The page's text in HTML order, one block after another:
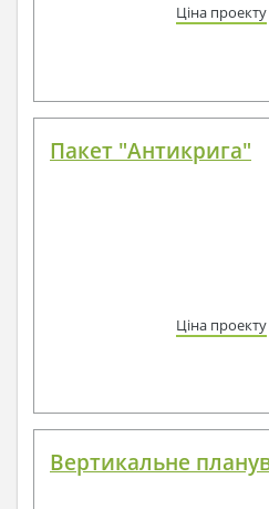
Ціна проекту
Пакет "Антикрига"
Ціна проекту
Вертикальне